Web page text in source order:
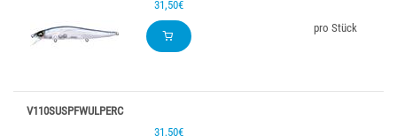
31,50€
pro Stück
V110SUSPFWULPERC
31,50€